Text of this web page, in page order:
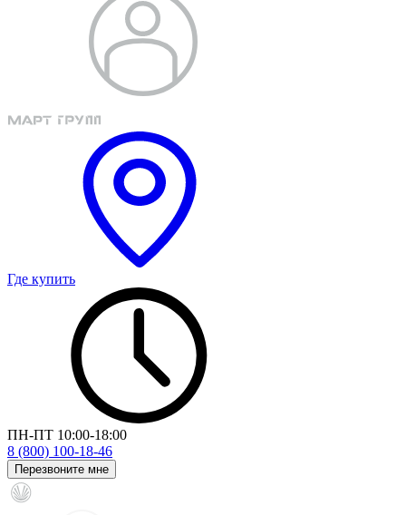
Где купить
ПН-ПТ 10:00-18:00
8 (800) 100-18-46
Перезвоните мне